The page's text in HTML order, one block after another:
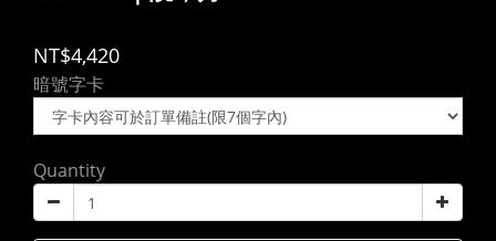
NT$4,420
暗號字卡
Quantity